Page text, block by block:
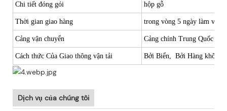
Chi tiết đóng gói hộp gỗ
Thời gian giao hàng trong vòng 5 ngày làm việc
Cảng vận chuyển Cảng chính Trung Quốc
Cách thức Của Giao thông vận tải Bởi Biển, Bởi Hàng không,
Dịch vụ của chúng tôi